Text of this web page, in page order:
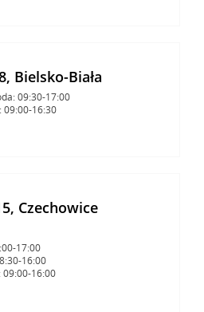
Bielsko-Biała
09:30-17:00
09:00-16:30
Czechowice
17:00
16:00
16:00